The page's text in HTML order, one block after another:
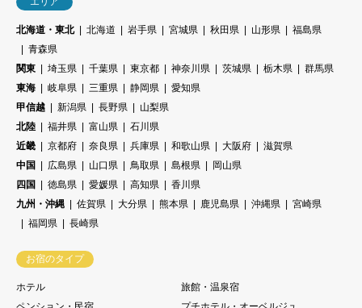
北海道・東北 北海道 岩手県 宮城県 秋田県 山形県
福島県
青森県
関東
埼玉県 千葉県 東京都 神奈川県 茨城県 栃木県
群馬県
東海
岐阜県 三重県 静岡県
愛知県
甲信越
新潟県 長野県
山梨県
北陸
福井県 富山県
石川県
近畿
京都府 奈良県 兵庫県 和歌山県 大阪府
滋賀県
中国
広島県 山口県 鳥取県 島根県
岡山県
四国
徳島県 愛媛県 高知県
香川県
九州・沖縄
佐賀県 大分県 熊本県 鹿児島県 沖縄県
宮崎県
福岡県
長崎県
お宿のタイプ
ホテル
旅館・温泉宿